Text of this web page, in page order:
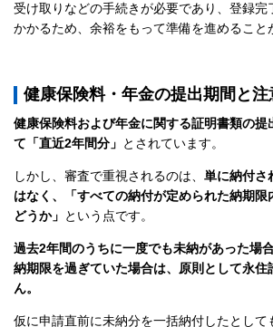
受け取りなどの手続きが必要であり、登録完
かかるため、余裕をもって準備を進めること
健康保険料・年金の提出期間と注
健康保険料および年金に関する証明書類の提
て「直近2年間分」 とされています。
しかし、審査で重視されるのは、 単に納付さ
はなく、「すべての納付が定められた納期限
どうか」 という点です。
過去2年間のうちに一度でも未納があった場
納期限を過ぎていた場合は、原則として永住
ん。
仮に申請直前に未納分を一括納付したとして